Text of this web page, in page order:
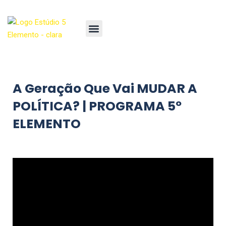
A Geração Que Vai MUDAR A
POLÍTICA? | PROGRAMA 5º
ELEMENTO